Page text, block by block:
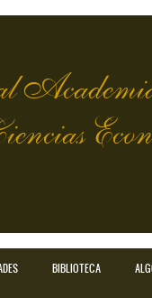
BIBLIOTECA